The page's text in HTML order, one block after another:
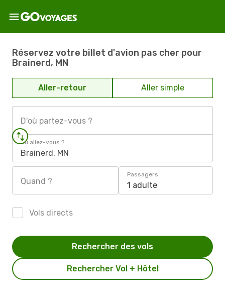
Réservez votre billet d'avion pas cher pour
Brainerd, MN
Aller-retour Aller simple
D'où partez-vous ?
Où allez-vous ?
Brainerd, MN
Quand ?
Passagers
1 adulte
Vols directs
Rechercher Vol + Hôtel
Rechercher des vols